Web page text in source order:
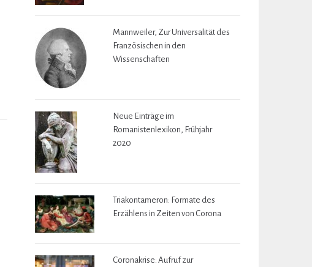
Mannweiler, Zur Universalität des
Französischen in den
Wissenschaften
Neue Einträge im
Romanistenlexikon, Frühjahr
2020
Triakontameron: Formate des
Erzählens in Zeiten von Corona
Coronakrise: Aufruf zur